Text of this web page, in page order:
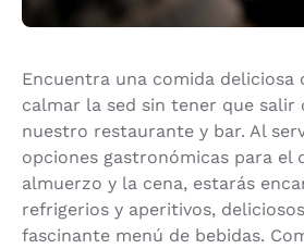
Encuentra una comida deliciosa
calmar la sed sin tener que salir
nuestro restaurante y bar. Al
opciones gastronómicas para el
almuerzo y la cena, estarás
refrigerios y aperitivos,
fascinante menú de bebidas.